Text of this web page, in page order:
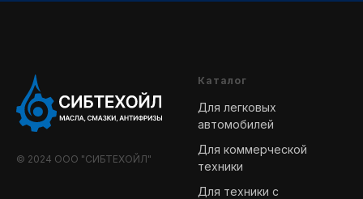
© 2024 ООО "СИБТЕХОЙЛ"
Каталог
Для легковых
автомобилей
Для коммерческой
техники
Для техники с